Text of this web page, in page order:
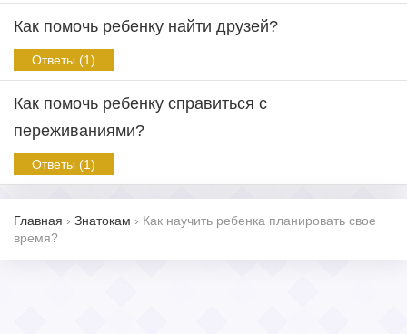
Как помочь ребенку найти друзей?
Ответы (1)
Как помочь ребенку справиться с
переживаниями?
Ответы (1)
Главная › Знатокам › Как научить ребенка планировать свое
время?